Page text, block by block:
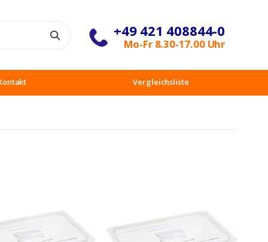
+49 421 408844-0
Mo-Fr 8.30-17.00 Uhr
Vergleichsliste